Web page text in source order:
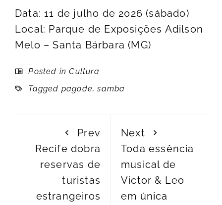
Data: 11 de julho de 2026 (sábado)
Local: Parque de Exposições Adilson
Melo – Santa Bárbara (MG)
Posted inCultura
Tagged pagode,samba
Prev
Recife dobra
reservas de
turistas
estrangeiros
Next
Toda essência
musical de
Victor & Leo
em única